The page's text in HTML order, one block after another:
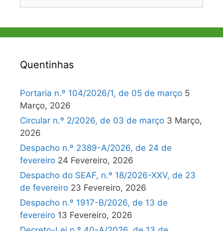
Quentinhas
Portaria n.º 104/2026/1, de 05 de março 5
Março, 2026
Circular n.º 2/2026, de 03 de março 3 Março,
2026
Despacho n.º 2389-A/2026, de 24 de
fevereiro 24 Fevereiro, 2026
Despacho do SEAF, n.º 18/2026-XXV, de 23
de fevereiro 23 Fevereiro, 2026
Despacho n.º 1917-B/2026, de 13 de
fevereiro 13 Fevereiro, 2026